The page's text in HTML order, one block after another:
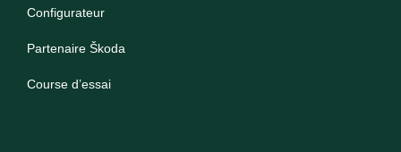
Configurateur
Partenaire Škoda
Course d’essai